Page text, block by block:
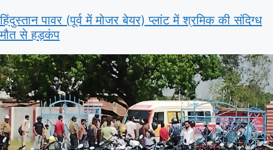
हिंदुस्तान पावर (पूर्व में मोजर बेयर) प्लांट में श्रमिक की संदिग्ध
मौत से हड़कंप